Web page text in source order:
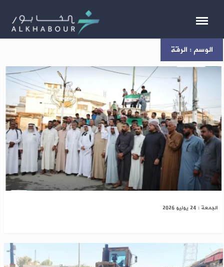
الوسم : الرقة
الرقة: وقفات احتجاجية ضد انتهاكات “قسد”
الجمعة : 24 يوليو 2026